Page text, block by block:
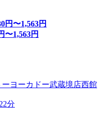
円〜1,563円
〜1,563円
ヨーカドー武蔵境店西館
分